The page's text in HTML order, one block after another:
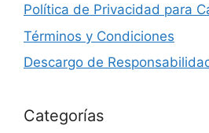
Política de Privacidad para
Términos y Condiciones
Descargo de
Categorías